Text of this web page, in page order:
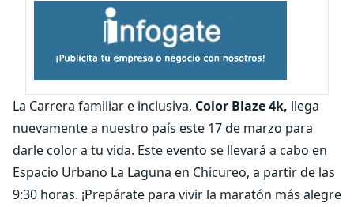
La Carrera familiar e inclusiva, Color Blaze 4k, llega
nuevamente a nuestro país este 17 de marzo para
darle color a tu vida. Este evento se llevará a cabo en
Espacio Urbano La Laguna en Chicureo, a partir de las
9:30 horas. ¡Prepárate para vivir la maratón más alegre